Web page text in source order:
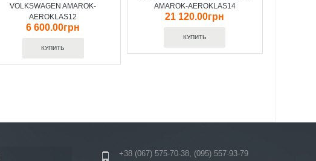
VOLKSWAGEN AMAROK-
AEROKLAS12
6 600.00грн
AMAROK-AEROKLAS14
21 120.00грн
+38 (067) 575-70-38, (095) 557-93-79